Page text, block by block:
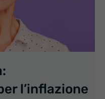
l’inflazione